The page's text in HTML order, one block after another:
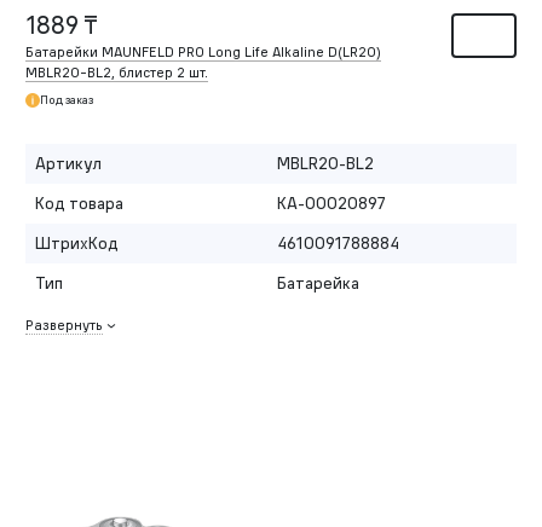
1889 ₸
Батарейки MAUNFELD PRO Long Life Alkaline D(LR20)
MBLR20-BL2, блистер 2 шт.
Под заказ
Артикул
MBLR20-BL2
Код товара
КА-00020897
ШтрихКод
4610091788884
Тип
Батарейка
Развернуть